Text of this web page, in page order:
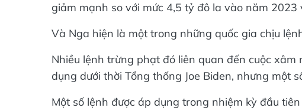
giảm mạnh so với mức 4,5 tỷ đô la vào năm
Và Nga hiện là một trong những quốc gia chịu
Nhiều lệnh trừng phạt đó liên quan đến cuộc
dụng dưới thời Tổng thống Joe Biden, nhưng một
Một số lệnh được áp dụng trong nhiệm kỳ đầu